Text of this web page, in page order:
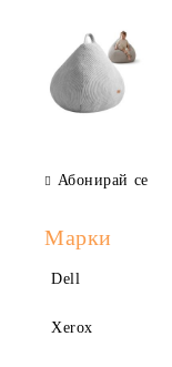
Абонирай се
Марки
Dell
Xerox